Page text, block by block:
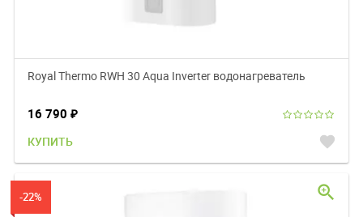
Royal Thermo RWH 30 Aqua Inverter водонагреватель
16 790 ₽
КУПИТЬ favorite
-22% zoom_in